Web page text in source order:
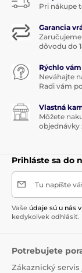
Pri nákupe
Garancia
dôvodu do
Rýchlo
Neváhajte
Radi vám
Vlastná
Môžete
objednávky
Prihláste sa do
Tu napíšte
Vaše údaje sú u nás
kedykoľvek odhlásiť.
Potrebujete
Zákaznický